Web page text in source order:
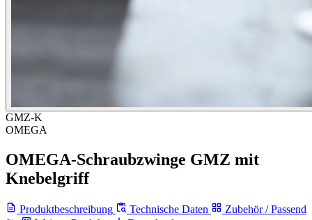
GMZ-K
OMEGA
OMEGA-Schraubzwinge GMZ mit
Knebelgriff
Produktbeschreibung Technische Daten
Zubehör / Passend